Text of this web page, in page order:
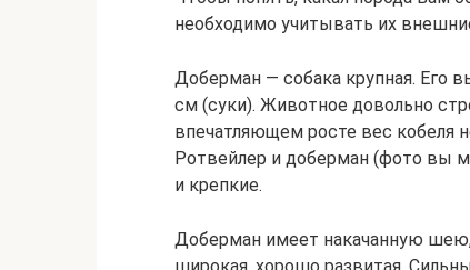
необходимо учитывать их
Доберман — собака крупная. Его
см (суки). Животное довольно
впечатляющем росте вес кобеля
Ротвейлер и доберман (фото вы
и крепкие.
Доберман имеет накачанную